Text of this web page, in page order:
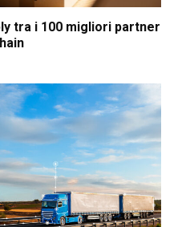
tra i 100 migliori partner